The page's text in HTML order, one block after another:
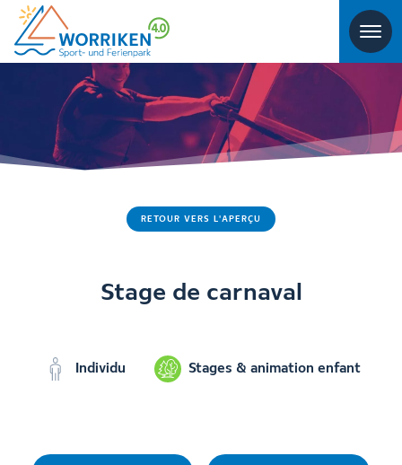
RETOUR VERS L'APERÇU
Stage de carnaval
Individu Stages & animation enfant